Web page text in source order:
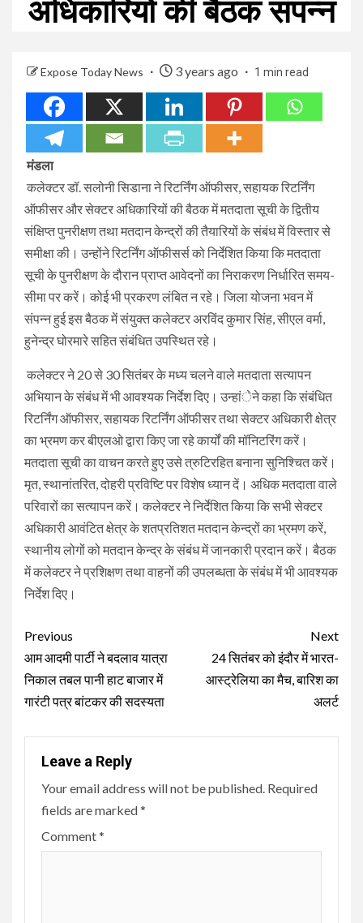
अधिकारियों की बैठक संपन्न
Expose Today News 3 years ago 1 min read
मंडला
कलेक्टर डॉ. सलोनी सिडाना ने रिटर्निंग ऑफीसर, सहायक रिटर्निंग
ऑफीसर और सेक्टर अधिकारियों की बैठक में मतदाता सूची के द्वितीय
संक्षिप्त पुनरीक्षण तथा मतदान केन्द्रों की तैयारियों के संबंध में विस्तार से
समीक्षा की। उन्होंने रिटर्निंग ऑफीसर्स को निर्देशित किया कि मतदाता
सूची के पुनरीक्षण के दौरान प्राप्त आवेदनों का निराकरण निर्धारित समय-
सीमा पर करें। कोई भी प्रकरण लंबित न रहे। जिला योजना भवन में
संपन्न हुई इस बैठक में संयुक्त कलेक्टर अरविंद कुमार सिंह, सीएल वर्मा,
हुनेन्द्र घोरमारे सहित संबंधित उपस्थित रहे।
कलेक्टर ने 20 से 30 सितंबर के मध्य चलने वाले मतदाता सत्यापन
अभियान के संबंध में भी आवश्यक निर्देश दिए। उन्हांेने कहा कि संबंधित
रिटर्निंग ऑफीसर, सहायक रिटर्निंग ऑफीसर तथा सेक्टर अधिकारी क्षेत्र
का भ्रमण कर बीएलओ द्वारा किए जा रहे कार्यों की मॉनिटरिंग करें।
मतदाता सूची का वाचन करते हुए उसे त्रुटिरहित बनाना सुनिश्चित करें।
मृत, स्थानांतरित, दोहरी प्रविष्टि पर विशेष ध्यान दें। अधिक मतदाता वाले
परिवारों का सत्यापन करें। कलेक्टर ने निर्देशित किया कि सभी सेक्टर
अधिकारी आवंटित क्षेत्र के शतप्रतिशत मतदान केन्द्रों का भ्रमण करें,
स्थानीय लोगों को मतदान केन्द्र के संबंध में जानकारी प्रदान करें। बैठक
में कलेक्टर ने प्रशिक्षण तथा वाहनों की उपलब्धता के संबंध में भी आवश्यक
निर्देश दिए।
Continue
Reading
Previous
आम आदमी पार्टी ने बदलाव यात्रा
निकाल तबल पानी हाट बाजार में
गारंटी पत्र बांटकर की सदस्यता
Next
24 सितंबर को इंदौर में भारत-
आस्ट्रेलिया का मैच, बारिश का
अलर्ट
Leave a Reply
Your email address will not be published. Required
fields are marked*
Comment*